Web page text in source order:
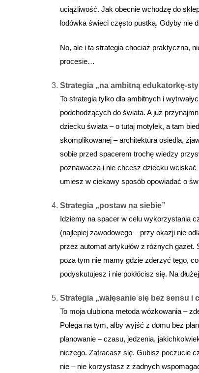
uciążliwość. Jak obecnie wchodzę do
lodówka świeci często pustką. Gdyby nie
No, ale i ta strategia chociaż praktyczna,
procesie…
Strategia „na ambitną edukatorkę-
To strategia tylko dla ambitnych i
podchodzących do świata. A już
dziecku świata – o tutaj motylek, a tam
skomplikowanej – architektura osiedla,
sobie przed spacerem trochę wiedzy
poznawacza i nie chcesz dziecku wciskać
umiesz w ciekawy sposób opowiadać o
Strategia „postaw na siebie”
Idziemy na spacer w celu wykorzystania
(najlepiej zawodowego – przy okazji nie
przez automat artykułów z różnych gazet.
poza tym nie mamy gdzie zderzyć tego,
podyskutujesz i nie pokłócisz się. Na
Strategia „wałęsanie się bez sensu i
To moja ulubiona metoda wózkowania –
Polega na tym, alby wyjść z domu bez
planowanie – czasu, jedzenia,
niczego. Zatracasz się. Gubisz poczucie
nie – nie korzystasz z żadnych